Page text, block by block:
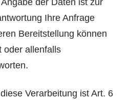
der Daten ist zur
Ihre Anfrage
Bereitstellung können
oder allenfalls
Verarbeitung ist Art. 6